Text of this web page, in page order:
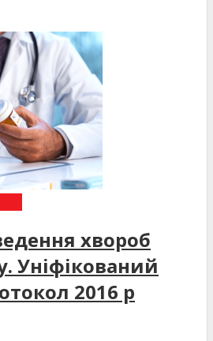
хвороб
Уніфікований
2016 р